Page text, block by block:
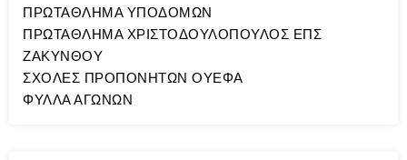
ΠΡΩΤΑΘΛΗΜΑ ΥΠΟΔΟΜΩΝ
ΠΡΩΤΑΘΛΗΜΑ ΧΡΙΣΤΟΔΟΥΛΟΠΟΥΛΟΣ ΕΠΣ
ΖΑΚΥΝΘΟΥ
ΣΧΟΛΕΣ ΠΡΟΠΟΝΗΤΩΝ ΟΥΕΦΑ
ΦΥΛΛΑ ΑΓΩΝΩΝ